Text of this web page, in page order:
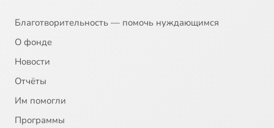
Благотворительность — помочь нуждающимся
О фонде
Новости
Отчёты
Им помогли
Программы